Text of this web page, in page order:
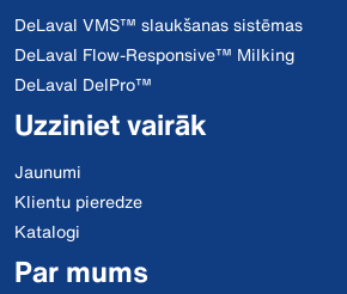
DeLaval VMS™ slaukšanas sistēmas
DeLaval Flow-Responsive™ Milking
DeLaval DelPro™
Uzziniet vairāk
Jaunumi
Klientu pieredze
Katalogi
Par mums